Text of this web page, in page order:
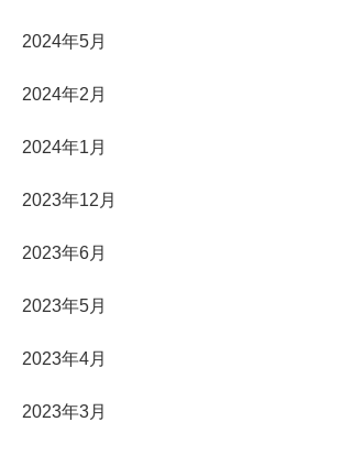
2024年5月
2024年2月
2024年1月
2023年12月
2023年6月
2023年5月
2023年4月
2023年3月